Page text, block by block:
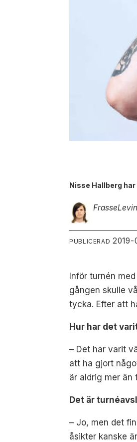
Nisse Hallberg
Frasse
PUBLICERAD
Inför turnén
gången skulle
tycka. Efter att
Hur har det
– Det har varit
att ha gjort
är aldrig mer än
Det är
– Jo, men det
åsikter kanske